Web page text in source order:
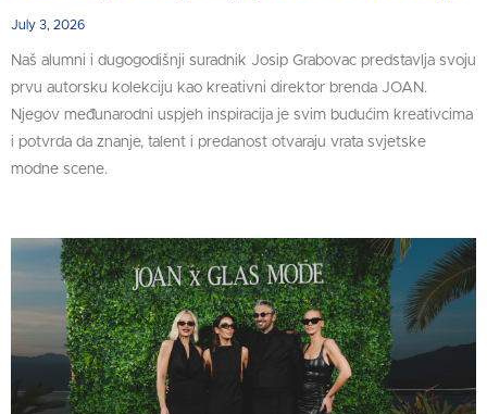
July 3, 2026
Naš alumni i dugogodišnji suradnik Josip Grabovac predstavlja svoju
prvu autorsku kolekciju kao kreativni direktor brenda JOAN.
Njegov međunarodni uspjeh inspiracija je svim budućim kreativcima
i potvrda da znanje, talent i predanost otvaraju vrata svjetske
modne scene.